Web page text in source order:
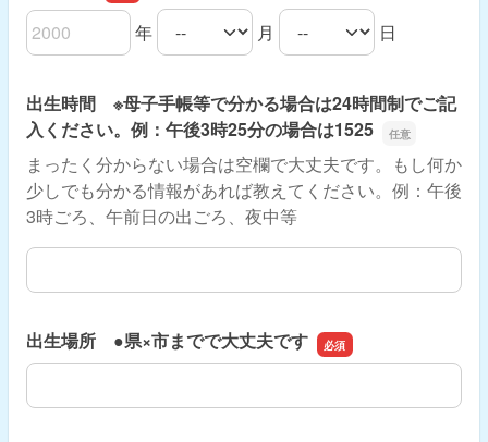
生年月日の年 年
生年月日の月 月
生年月日の日 日
出生時間 ※母子手帳等で分かる場合は24時間制でご記
入ください。例：午後3時25分の場合は1525
まったく分からない場合は空欄で大丈夫です。もし何か
少しでも分かる情報があれば教えてください。例：午後
3時ごろ、午前日の出ごろ、夜中等
出生時間 ※母子手帳等で分かる場合は24時間制でご記入
出生場所 ●県×市までで大丈夫です
出生場所 ●県×市までで大丈夫です